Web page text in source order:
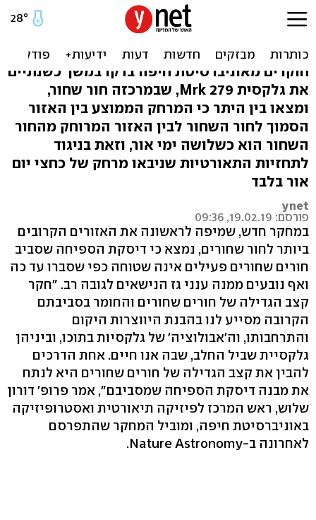
לא שטוחים: מחקר חדש על
חורים שחורים פעילים
חוקרים מאוניברסיטת חיפה בדקו במשך כשנתיים
את גלקסית Mrk 279, שבמרכזה חור שחור,
ומצאו בין היתר כי המרחק הממוצע בין האזור
הסמוך לחור השחור לבין האזור המרוחק מהחור
השחור הוא כשלושה ימי אור, וזאת בניגוד
לתחזיות התאורטיות שניבאו מרחק של כחצי יום
אור בלבד
ynet
פורסם: 19.02.19, 09:36
במחקר חדש, שמיפה לראשונה את האזורים הקרובים
ביותר לחור שחורים, נמצא כי דיסקת הספיחה שסביב
חורים שחורים פעילים אינה שטוחה כפי שסברו עד כה
ואף נובעים ממנה ענני גז הנישאים לגובה רב. "חקר
קצב הגדילה של חורים שחורים והחומר בסביבתם
הקרובה מסייע לנו בהבנת היווצרות היקום
והתרחבותו, וה'אבולוציה' של גלקסיות בתוכו, וביניהן
גלקסיית שביל החלב, שבה אנו חיים. אחת הדרכים
להבין את קצב הגדילה של חורים שחורים היא לנתח
את מבנה דיסקת הספיחה שמסביבם״, אמר פרופ׳ דורון
שלוש, ראש המרכז לפיזיקה תיאורטית ואסטרופיזיקה
באוניברסיטת חיפה, ומוביל המחקר שהתפרסם
לאחרונה ב-Nature Astronomy.